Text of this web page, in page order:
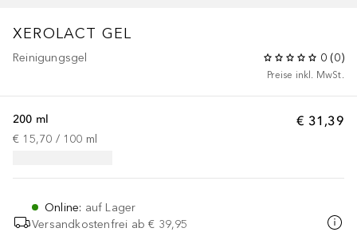
XEROLACT GEL
Reinigungsgel 0 (0)
Preise inkl. MwSt.
€ 31,39
200 ml
€ 15,70 / 100 ml
Online: auf Lager
Versandkostenfrei ab € 39,95